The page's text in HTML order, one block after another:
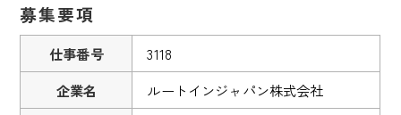
募集要項
仕事番号
3118
企業名
ルートインジャパン株式会社